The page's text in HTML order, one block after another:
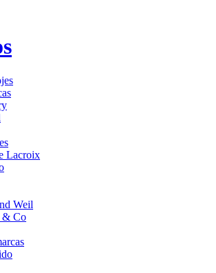
Lacroix
Weil
& Co